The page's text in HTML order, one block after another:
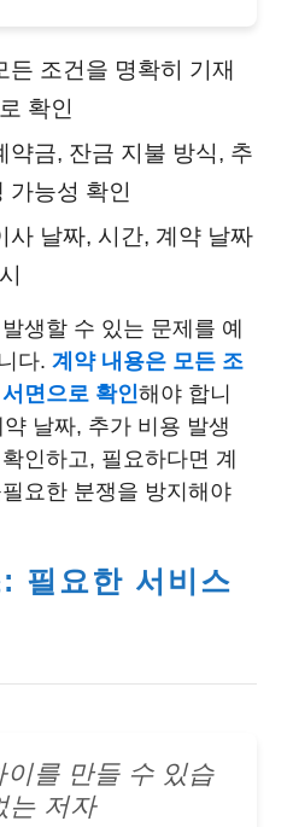
든 조건을 명확히 기재
확인
약금, 잔금 지불 방식, 추
가능성 확인
사 날짜, 시간, 계약 날짜
생할 수 있는 문제를 예
다. 계약 내용은 모든 조
면으로 확인해야 합니
날짜, 추가 비용 발생
인하고, 필요하다면 계
요한 분쟁을 방지해야
필요한 서비스
이를 만들 수 있습
는 저자